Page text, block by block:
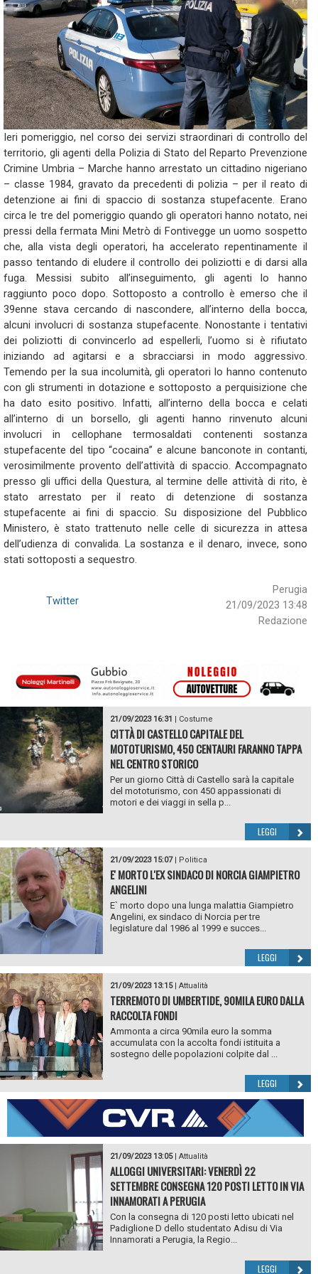
Ieri pomeriggio, nel corso dei servizi straordinari di controllo del
territorio, gli agenti della Polizia di Stato del Reparto Prevenzione
Crimine Umbria – Marche hanno arrestato un cittadino nigeriano
– classe 1984, gravato da precedenti di polizia – per il reato di
detenzione ai fini di spaccio di sostanza stupefacente. Erano
circa le tre del pomeriggio quando gli operatori hanno notato, nei
pressi della fermata Mini Metrò di Fontivegge un uomo sospetto
che, alla vista degli operatori, ha accelerato repentinamente il
passo tentando di eludere il controllo dei poliziotti e di darsi alla
fuga. Messisi subito all’inseguimento, gli agenti lo hanno
raggiunto poco dopo. Sottoposto a controllo è emerso che il
39enne stava cercando di nascondere, all’interno della bocca,
alcuni involucri di sostanza stupefacente. Nonostante i tentativi
dei poliziotti di convincerlo ad espellerli, l’uomo si è rifiutato
iniziando ad agitarsi e a sbracciarsi in modo aggressivo.
Temendo per la sua incolumità, gli operatori lo hanno contenuto
con gli strumenti in dotazione e sottoposto a perquisizione che
ha dato esito positivo. Infatti, all’interno della bocca e celati
all’interno di un borsello, gli agenti hanno rinvenuto alcuni
involucri in cellophane termosaldati contenenti sostanza
stupefacente del tipo “cocaina” e alcune banconote in contanti,
verosimilmente provento dell’attività di spaccio. Accompagnato
presso gli uffici della Questura, al termine delle attività di rito, è
stato arrestato per il reato di detenzione di sostanza
stupefacente ai fini di spaccio. Su disposizione del Pubblico
Ministero, è stato trattenuto nelle celle di sicurezza in attesa
dell’udienza di convalida. La sostanza e il denaro, invece, sono
stati sottoposti a sequestro.
Perugia
21/09/2023 13:48
Redazione
Twitter
21/09/2023 16:31 Costume
CITTÀ DI CASTELLO CAPITALE DEL
MOTOTURISMO, 450 CENTAURI FARANNO TAPPA
NEL CENTRO STORICO
Per un giorno Città di Castello sarà la capitale
del mototurismo, con 450 appassionati di
motori e dei viaggi in sella p...
LEGGI
21/09/2023 15:07| Politica
E' MORTO L'EX SINDACO DI NORCIA GIAMPIETRO
ANGELINI
E` morto dopo una lunga malattia Giampietro
Angelini, ex sindaco di Norcia per tre
legislature dal 1986 al 1999 e succes...
LEGGI
21/09/2023 13:15| Attualità
TERREMOTO DI UMBERTIDE, 90MILA EURO DALLA
RACCOLTA FONDI
Ammonta a circa 90mila euro la somma
accumulata con la accolta fondi istituita a
sostegno delle popolazioni colpite dal ...
LEGGI
21/09/2023 13:05| Attualità
ALLOGGI UNIVERSITARI: VENERDÌ 22
SETTEMBRE CONSEGNA 120 POSTI LETTO IN VIA
INNAMORATI A PERUGIA
Con la consegna di 120 posti letto ubicati nel
Padiglione D dello studentato Adisu di Via
Innamorati a Perugia, la Regio...
LEGGI